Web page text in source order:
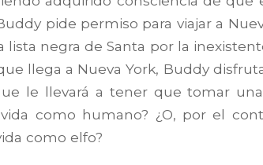
pide permiso para viajar a
lista negra de Santa por la
llega a Nueva York, Buddy
le llevará a tener que tomar
como humano? ¿O, por el
como elfo?